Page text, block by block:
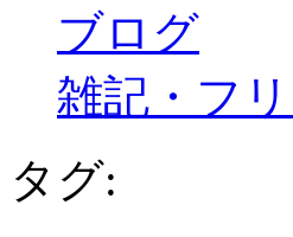
ブログ
雑記・フ
タグ: